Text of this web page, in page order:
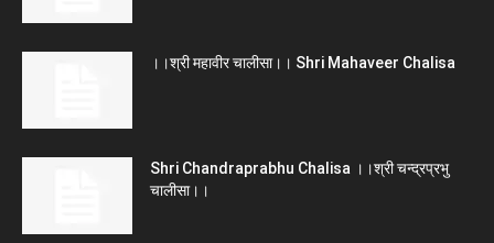
।।श्री महावीर चालीसा।। Shri Mahaveer Chalisa
Shri Chandraprabhu Chalisa ।।श्री चन्द्रप्रभु
चालीसा।।